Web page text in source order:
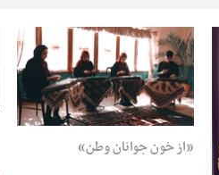
«از خون جوانان وطن»